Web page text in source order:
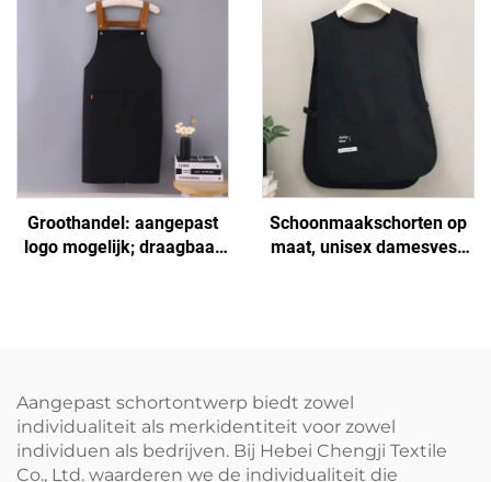
Biologisch Schilders
Keukenschort
voor BBQ
Groothandel: aangepast
logo mogelijk; draagbaar
Schoonmaakschorten op
maat, unisex damesvest,
Aangepast schortontwerp biedt zowel
individualiteit als merkidentiteit voor zowel
individuen als bedrijven. Bij Hebei Chengji Textile
Co., Ltd. waarderen we de individualiteit die